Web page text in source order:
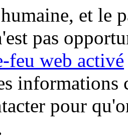
et le
pas
feu web activé
informations
pour